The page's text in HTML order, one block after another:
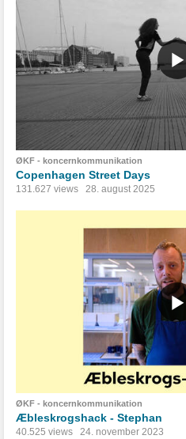
ØKF - koncernkommunikation
Copenhagen Street Days
131.627 views 28. august 2025
ØKF - koncernkommunikation
Æbleskrogshack - Stephan
40.525 views 24. november 2023